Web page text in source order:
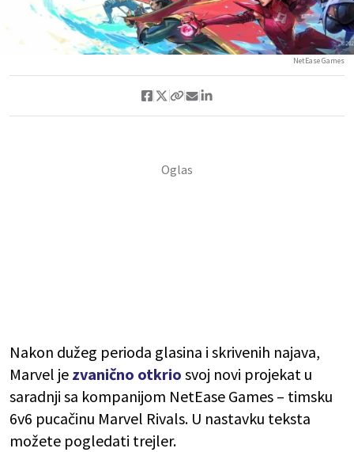
NetEase Games
Nakon dužeg perioda glasina i skrivenih najava,
Marvel je zvanično otkrio svoj novi projekat u
saradnji sa kompanijom NetEase Games – timsku
6v6 pucačinu Marvel Rivals. U nastavku teksta
možete pogledati trejler.